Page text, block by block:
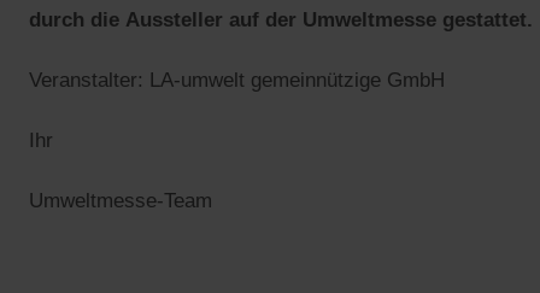
durch die Aussteller auf der Umweltmesse gestattet.
Veranstalter: LA-umwelt gemeinnützige GmbH
Ihr
Umweltmesse-Team